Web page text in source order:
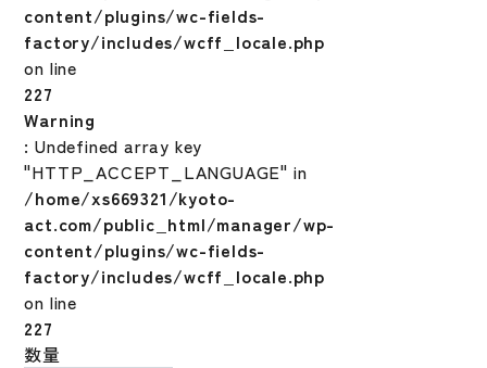
content/plugins/wc-fields-
factory/includes/wcff_locale.php
on line
227
数量
リ
Warning
: Undefined array key
"HTTP_ACCEPT_LANGUAGE" in
/home/xs669321/kyoto-
act.com/public_html/manager/wp-
content/plugins/wc-fields-
factory/includes/wcff_locale.php
on line
227